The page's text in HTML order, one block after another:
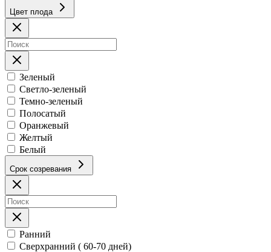
Цвет плода
Зеленый
Светло-зеленый
Темно-зеленый
Полосатый
Оранжевый
Желтый
Белый
Срок созревания
Ранний
Сверхранний ( 60-70 дней)